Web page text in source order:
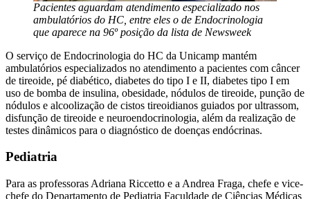
Pacientes aguardam atendimento especializado nos
ambulatórios do HC, entre eles o de Endocrinologia
que aparece na 96º posição da lista de Newsweek
O serviço de Endocrinologia do HC da Unicamp mantém
ambulatórios especializados no atendimento a pacientes com câncer
de tireoide, pé diabético, diabetes do tipo I e II, diabetes tipo I em
uso de bomba de insulina, obesidade, nódulos de tireoide, punção de
nódulos e alcoolização de cistos tireoidianos guiados por ultrassom,
disfunção de tireoide e neuroendocrinologia, além da realização de
testes dinâmicos para o diagnóstico de doenças endócrinas.
Pediatria
Para as professoras Adriana Riccetto e a Andrea Fraga, chefe e vice-
chefe do Departamento de Pediatria Faculdade de Ciências Médicas